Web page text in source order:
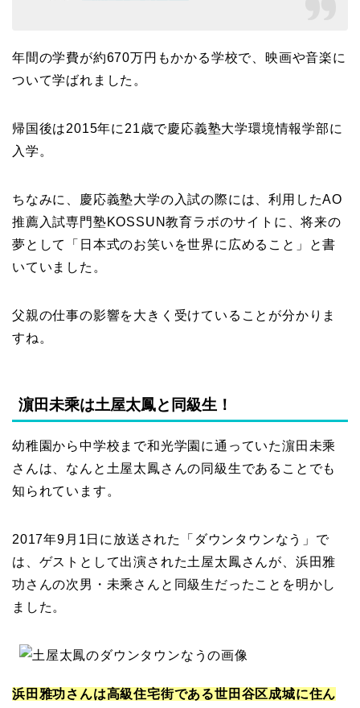
年間の学費が約670万円もかかる学校で、映画や音楽に
ついて学ばれました。
帰国後は2015年に21歳で慶応義塾大学環境情報学部に
入学。
ちなみに、慶応義塾大学の入試の際には、利用したAO
推薦入試専門塾KOSSUN教育ラボのサイトに、将来の
夢として「日本式のお笑いを世界に広めること」と書
いていました。
父親の仕事の影響を大きく受けていることが分かりま
すね。
濵田未乘は土屋太鳳と同級生！
幼稚園から中学校まで和光学園に通っていた濵田未乘
さんは、なんと土屋太鳳さんの同級生であることでも
知られています。
2017年9月1日に放送された 「ダウンタウンなう」 で
は、ゲストとして出演された土屋太鳳さんが、浜田雅
功さんの次男・未乘さんと同級生だったことを明かし
ました。
浜田雅功さんは高級住宅街である世田谷区成城に住ん